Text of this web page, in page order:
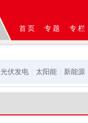
首页 专题 专栏
光伏发电 太阳能 新能源